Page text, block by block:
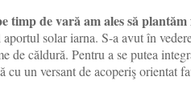
timp de vară am ales să plantăm
solar iarna. S-a avut în
de căldură. Pentru a se putea
cu un versant de acoperiş orientat